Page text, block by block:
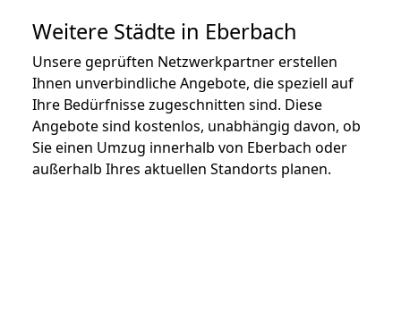
Weitere Städte in Eberbach
Unsere geprüften Netzwerkpartner erstellen
Ihnen unverbindliche Angebote, die speziell auf
Ihre Bedürfnisse zugeschnitten sind. Diese
Angebote sind kostenlos, unabhängig davon, ob
Sie einen Umzug innerhalb von Eberbach oder
außerhalb Ihres aktuellen Standorts planen.